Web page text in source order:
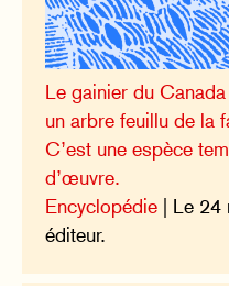
Le gainier du
un arbre feuillu de la
C’est une espèce
d’œuvre.
Encyclopédie | Le
éditeur.